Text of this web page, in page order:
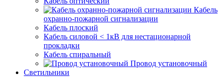
Кабель
охранно-пожарной сигнализации
Кабель плоский
Кабель силовой < 1кВ для нестационарной
прокладки
Кабель спиральный
Провод установочный
Светильники